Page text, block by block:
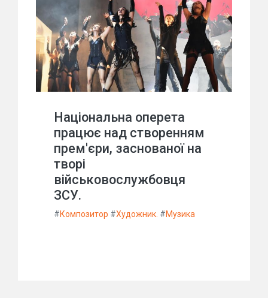
Національна оперета
працює над створенням
прем'єри, заснованої на
творі
військовослужбовця
ЗСУ.
#Композитор #Художник. #Музика